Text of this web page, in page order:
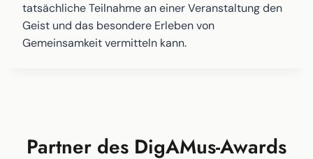
tatsächliche Teilnahme an einer Veranstaltung den
Geist und das besondere Erleben von
Gemeinsamkeit vermitteln kann.
Partner des DigAMus-Awards